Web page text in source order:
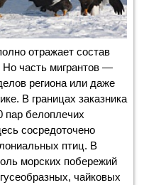
отражает состав
Но часть мигрантов —
региона или даже
В границах заказника
пар белоплечих
сосредоточено
птиц. В
морских побережий
чайковых